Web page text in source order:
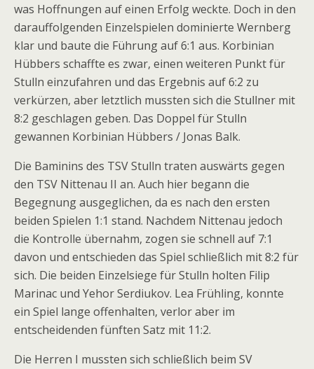
was Hoffnungen auf einen Erfolg weckte. Doch in den
darauffolgenden Einzelspielen dominierte Wernberg
klar und baute die Führung auf 6:1 aus. Korbinian
Hübbers schaffte es zwar, einen weiteren Punkt für
Stulln einzufahren und das Ergebnis auf 6:2 zu
verkürzen, aber letztlich mussten sich die Stullner mit
8:2 geschlagen geben. Das Doppel für Stulln
gewannen Korbinian Hübbers / Jonas Balk.
Die Baminins des TSV Stulln traten auswärts gegen
den TSV Nittenau II an. Auch hier begann die
Begegnung ausgeglichen, da es nach den ersten
beiden Spielen 1:1 stand. Nachdem Nittenau jedoch
die Kontrolle übernahm, zogen sie schnell auf 7:1
davon und entschieden das Spiel schließlich mit 8:2 für
sich. Die beiden Einzelsiege für Stulln holten Filip
Marinac und Yehor Serdiukov. Lea Frühling, konnte
ein Spiel lange offenhalten, verlor aber im
entscheidenden fünften Satz mit 11:2.
Die Herren I mussten sich schließlich beim SV